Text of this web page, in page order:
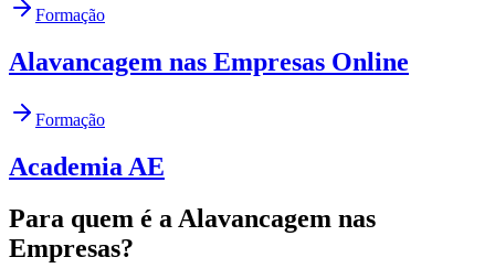
Formação
Alavancagem nas Empresas Online
Formação
Academia AE
Para quem é a Alavancagem nas
Empresas?